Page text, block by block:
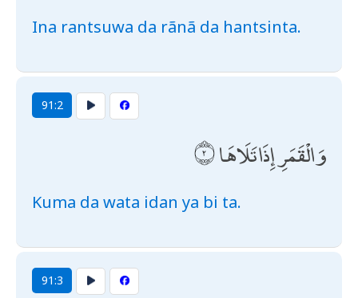
Ina rantsuwa da rãnã da hantsinta.
91:2
وَالْقَمَرِ إِذَا تَلَاهَا
Kuma da wata idan ya bi ta.
91:3